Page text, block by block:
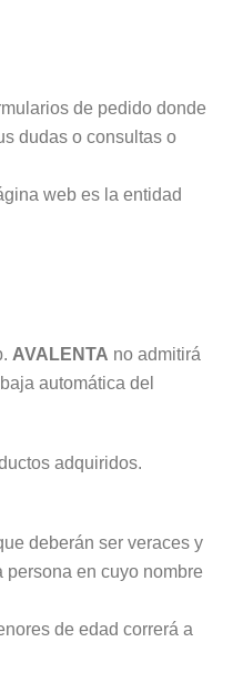
de pedido donde
dudas o consultas o
web es la entidad
AVALENTA no admitirá
automática del
adquiridos.
deberán ser veraces y
en cuyo nombre
de edad correrá a